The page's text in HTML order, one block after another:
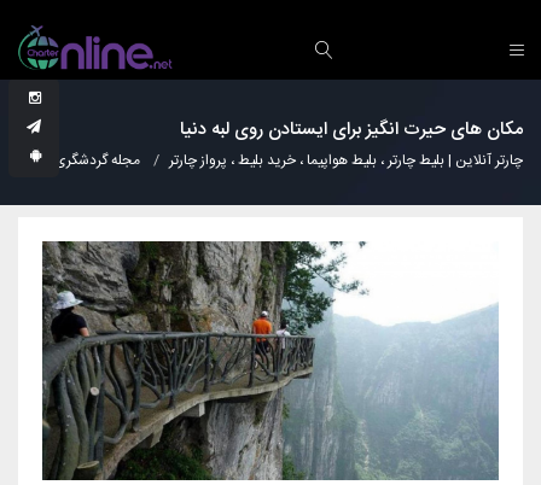
مکان های حیرت انگیز برای ایستادن روی لبه دنیا
چارتر آنلاین | بلیط چارتر ، بلیط هواپیما ، خرید بلیط ، پرواز چارتر مجله گردشگری